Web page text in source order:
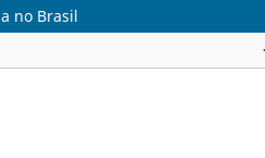
no Brasil